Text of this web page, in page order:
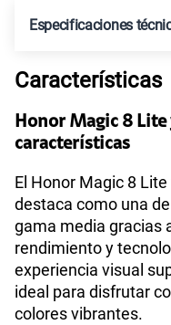
Paga solo
Paga solo
Especificaciones
Tecnología de Pantalla
Procesador
Tamaño de Pantalla
Características
Honor Magic 8
características
El Honor Magic 8
destaca como una
gama media gracias
rendimiento y
experiencia visual
ideal para disfrutar
colores vibrantes.